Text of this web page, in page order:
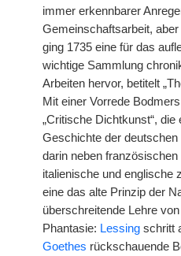
immer erkennbarer
Gemeinschaftsarbeit,
ging 1735 eine für das
wichtige Sammlung
Arbeiten hervor, betitelt
Mit einer Vorrede
„Critische Dichtkunst“,
Geschichte der
darin neben
italienische und englische
eine das alte Prinzip der
überschreitende Lehre
Phantasie: Lessing schritt
Goethes rückschauende